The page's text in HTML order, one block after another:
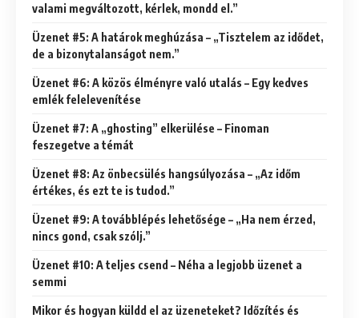
valami megváltozott, kérlek, mondd el.”
Üzenet #5: A határok meghúzása – „Tisztelem az idődet,
de a bizonytalanságot nem.”
Üzenet #6: A közös élményre való utalás – Egy kedves
emlék felelevenítése
Üzenet #7: A „ghosting” elkerülése – Finoman
feszegetve a témát
Üzenet #8: Az önbecsülés hangsúlyozása – „Az időm
értékes, és ezt te is tudod.”
Üzenet #9: A továbblépés lehetősége – „Ha nem érzed,
nincs gond, csak szólj.”
Üzenet #10: A teljes csend – Néha a legjobb üzenet a
semmi
Mikor és hogyan küldd el az üzeneteket? Időzítés és